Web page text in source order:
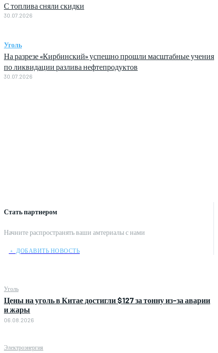
Стать партнером
Начните распространять ваши амтериалы с нами
﹢ ДОБАВИТЬ НОВОСТЬ
Уголь
Цены на уголь в Китае достигли $127 за тонну из-за аварии
и жары
06.08.2026
Электроэнергия
С топлива сняли скидки
30.07.2026
Уголь
На разрезе «Кирбинский» успешно прошли масштабные учения
по ликвидации разлива нефтепродуктов
30.07.2026